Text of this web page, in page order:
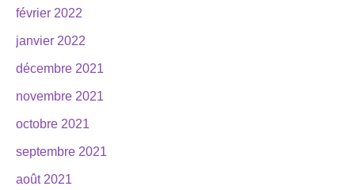
février 2022
janvier 2022
décembre 2021
novembre 2021
octobre 2021
septembre 2021
août 2021